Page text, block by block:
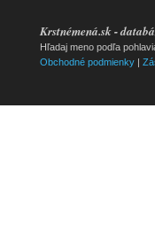
Krstnémená.sk -
Hľadaj meno podľa
Obchodné podmienky